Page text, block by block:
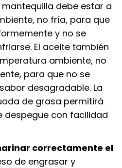
mantequilla debe estar a
no fría, para que
y no se
El aceite también
ambiente, no
para que no se
desagradable. La
de grasa permitirá
despegue con facilidad
correctamente el
de engrasar y